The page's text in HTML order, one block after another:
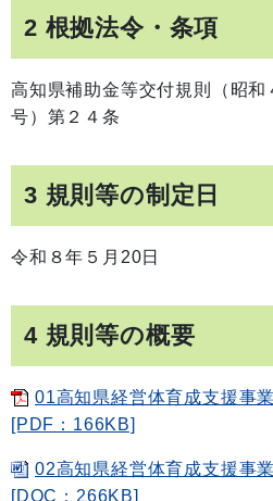
2 根拠法令・条項
高知県補助金等交付規則（昭和
号）第２４条
3 規則等の制定日
令和８年５月20日
4 規則等の概要
01高知県経営体育成支援事
[PDF：166KB]
02高知県経営体育成支援事
[DOC：266KB]